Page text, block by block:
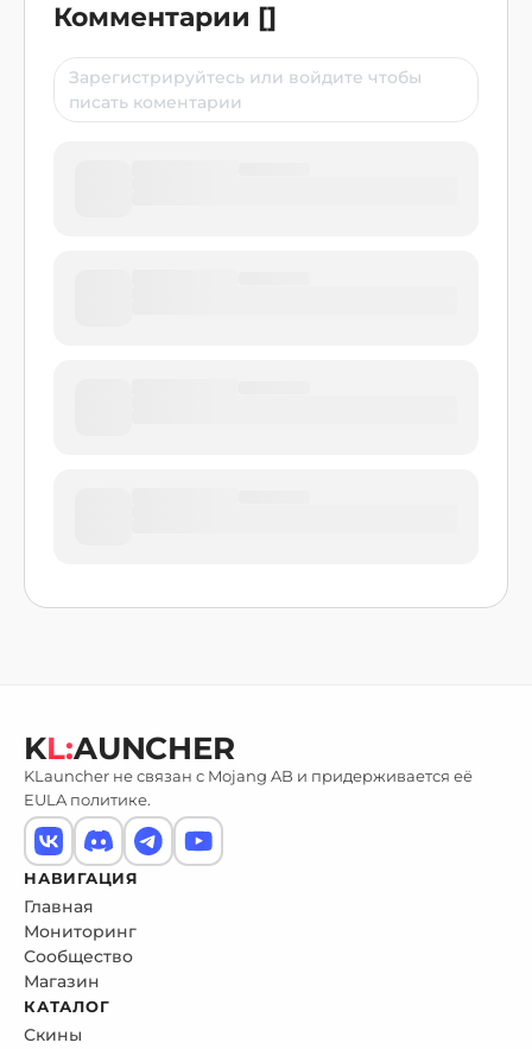
Комментарии []
KL:AUNCHER
KLauncher не связан с Mojang AB и придерживается её
EULA политике.
НАВИГАЦИЯ
Главная
Мониторинг
Сообщество
Магазин
КАТАЛОГ
Скины